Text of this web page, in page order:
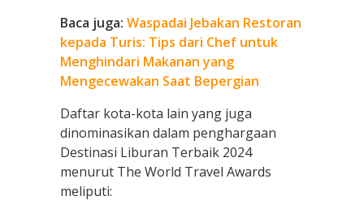
Baca juga: Waspadai Jebakan Restoran
kepada Turis: Tips dari Chef untuk
Menghindari Makanan yang
Mengecewakan Saat Bepergian
Daftar kota-kota lain yang juga
dinominasikan dalam penghargaan
Destinasi Liburan Terbaik 2024
menurut The World Travel Awards
meliputi: